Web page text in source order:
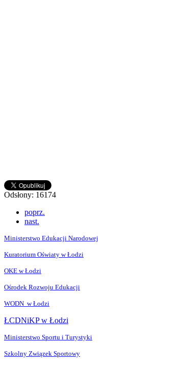
Odsłony: 16174
poprz.
nast.
Ministerstwo Edukacji Narodowej
Kuratorium Oświaty w Łodzi
OKE w Łodzi
Ośrodek Rozwoju Edukacji
WODN w Łodzi
ŁCDNiKP w Łodzi
Ministerstwo Sportu i Turystyki
Szkolny Związek Sportowy